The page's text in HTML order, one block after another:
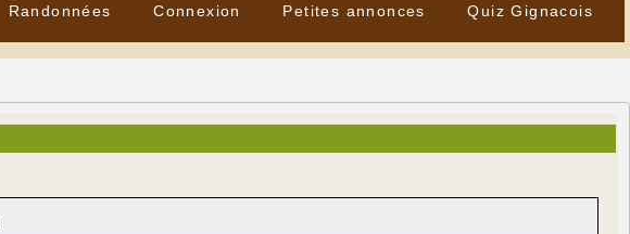
Randonnées Connexion Petites annonces Quiz Gignacois